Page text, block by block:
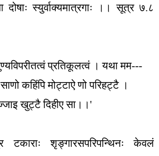
दोषाः स्युर्वाक्यमात्रगाः ।। सूत्र ७.८
प्रतिकूलत्वं । यथा मम---
कहिंपि मोट्टाऐ णो परिहट्टै ।
खुट्टै दिहीए सा।। '
टकाराः शृङ्गारसपरिपन्थिनः केवलं